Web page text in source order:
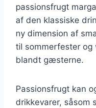
passionsfrugt
af den klassiske
ny dimension af
til sommerfester
blandt gæsterne.
Passionsfrugt kan
drikkevarer, såsom